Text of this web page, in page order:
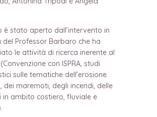
è stato aperto dall’intervento in
del Professor Barbaro che ha
le attività di ricerca inerente al
con ISPRA, studi
sulle tematiche dell’erosione
dei maremoti, degli incendi, delle
in ambito costiero, fluviale e